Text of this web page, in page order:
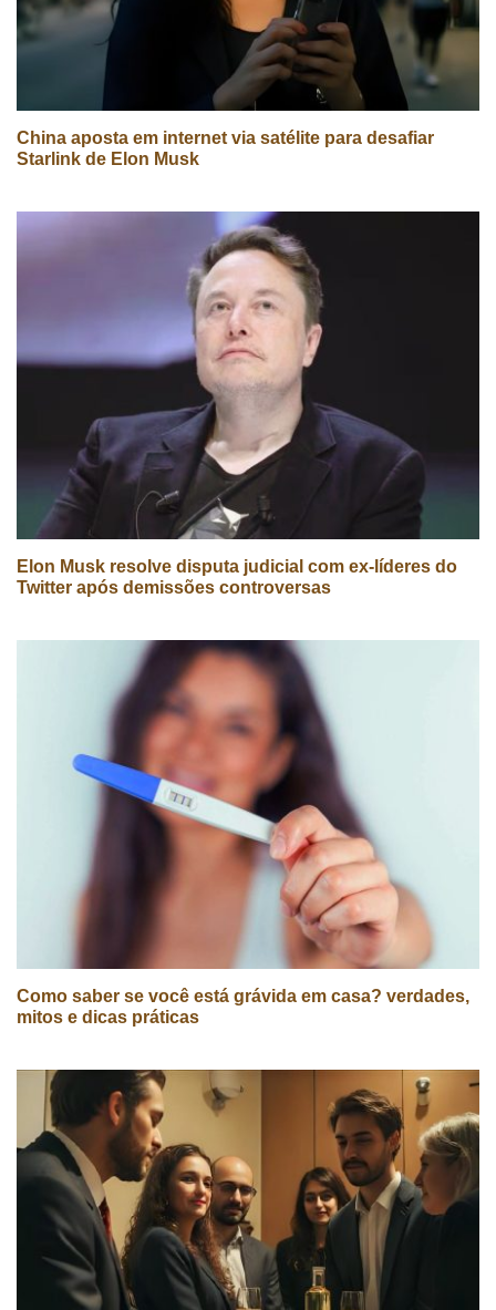
China aposta em internet via satélite para desafiar
Starlink de Elon Musk
Elon Musk resolve disputa judicial com ex-líderes do
Twitter após demissões controversas
Como saber se você está grávida em casa? verdades,
mitos e dicas práticas